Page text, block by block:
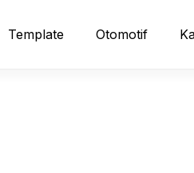
Template Otomotif